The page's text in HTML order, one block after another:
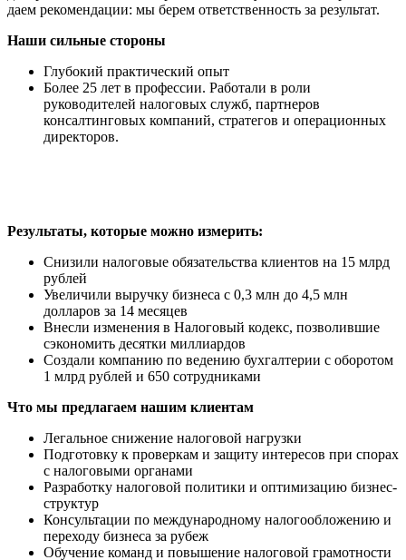
даем рекомендации: мы берем ответственность за результат.
Наши сильные стороны
Глубокий практический опыт
Более 25 лет в профессии. Работали в роли
руководителей налоговых служб, партнеров
консалтинговых компаний, стратегов и операционных
директоров.
Результаты, которые можно измерить:
Снизили налоговые обязательства клиентов на 15 млрд
рублей
Увеличили выручку бизнеса с 0,3 млн до 4,5 млн
долларов за 14 месяцев
Внесли изменения в Налоговый кодекс, позволившие
сэкономить десятки миллиардов
Создали компанию по ведению бухгалтерии с оборотом
1 млрд рублей и 650 сотрудниками
Что мы предлагаем нашим клиентам
Легальное снижение налоговой нагрузки
Подготовку к проверкам и защиту интересов при спорах
с налоговыми органами
Разработку налоговой политики и оптимизацию бизнес-
структур
Консультации по международному налогообложению и
переходу бизнеса за рубеж
Обучение команд и повышение налоговой грамотности